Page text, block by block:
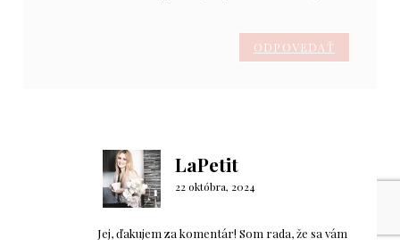
ODPOVEDAŤ
LaPetit
22 októbra, 2024
Jej, ďakujem za komentár! Som rada, že sa vám